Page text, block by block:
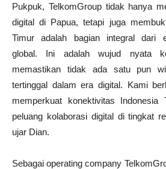
Pukpuk, TelkomGroup tidak hanya
digital di Papua, tetapi juga
Timur adalah bagian integral dari
global. Ini adalah wujud nyata
memastikan tidak ada satu pun
tertinggal dalam era digital. Kami
memperkuat konektivitas Indonesia
peluang kolaborasi digital di tingkat
ujar Dian.
Sebagai operating company